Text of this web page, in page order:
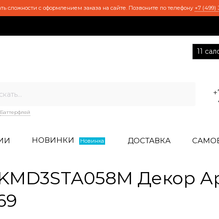
сложности с оформлением заказа на сайте. Позвоните по телефону +7 (499)
11
Баттерфляй
НОВИНКИ Новинка ДОСТАВКА
Декор